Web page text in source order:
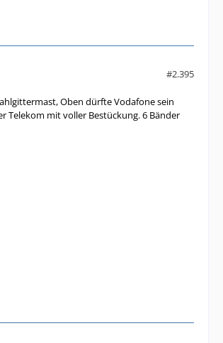
#2.395
Oben dürfte Vodafone sein
Telekom mit voller Bestückung. 6 Bänder